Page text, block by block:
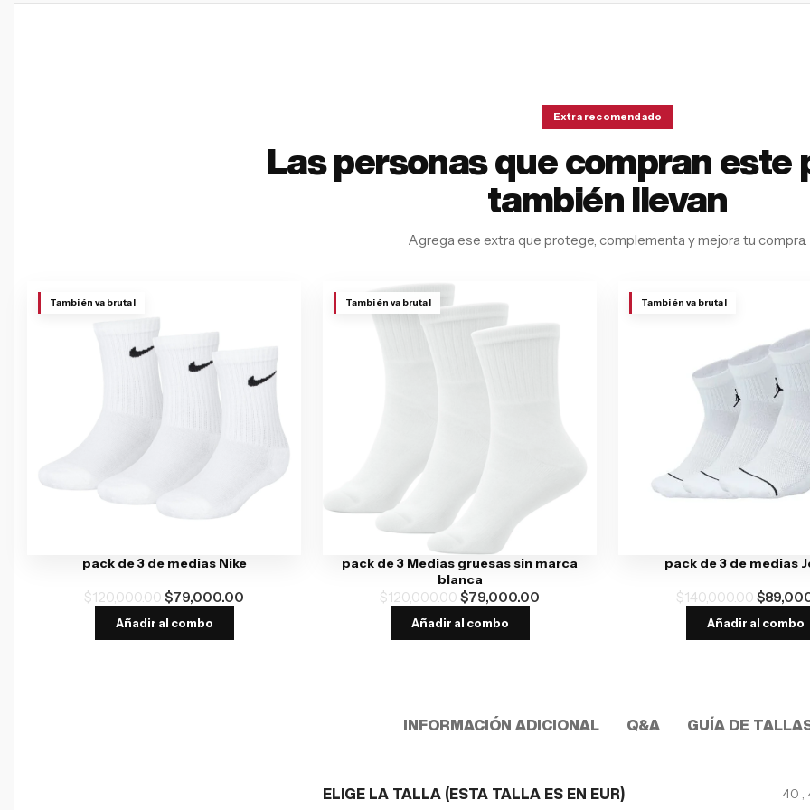
Extra recomendado
Las personas que compran este
también llevan
Agrega ese extra que protege, complementa y mejora tu compra.
También va brutal
pack de 3 de medias Nike
$120,000.00$79,000.00
Añadir al combo
También va brutal
pack de 3 Medias gruesas sin marca
blanca
$120,000.00$79,000.00
Añadir al combo
También va brutal
pack de 3 de medias
$140,000.00$
Añadir al combo
INFORMACIÓN ADICIONAL Q&A GUÍA DE
ELIGE LA TALLA (ESTA TALLA ES EN EUR) 40 ,